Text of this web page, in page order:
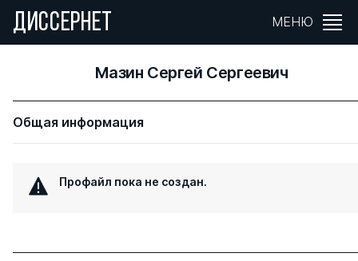
ДИССЕРНЕТ МЕНЮ
Мазин Сергей Сергеевич
Общая информация
Профайл пока не создан.